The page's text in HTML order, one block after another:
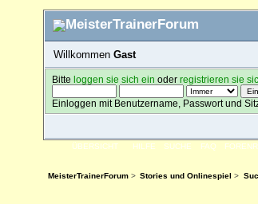
WillkommenGast
Bitte loggen sie sich ein oder registrieren sie
Einloggen mit Benutzername, Passwort und
ÜBERSICHT HILFE SUCHE FAQ
MeisterTrainerForum > Stories und Onlinespiel >